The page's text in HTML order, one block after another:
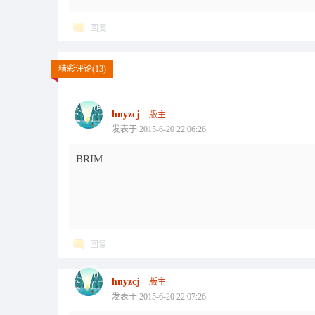
回复
精彩评论(13)
hnyzcj
版主
发表于 2015-6-20 22:06:26
BRIM
回复
hnyzcj
版主
发表于 2015-6-20 22:07:26